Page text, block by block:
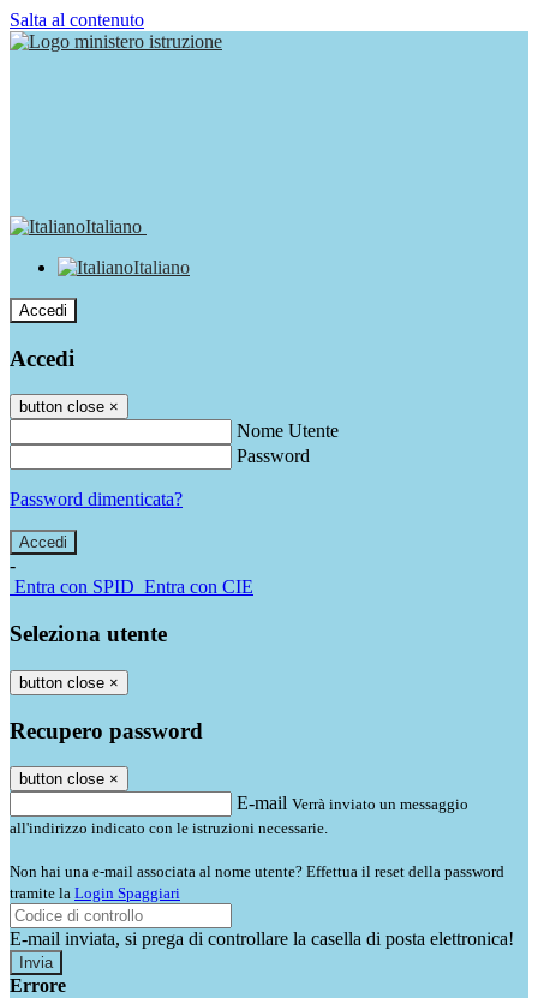
Salta al contenuto
Italiano
Italiano
Accedi
Accedi
button close ×
Nome Utente
Password
Password dimenticata?
-
Entra con SPID Entra con CIE
Seleziona utente
button close ×
Recupero password
button close ×
E-mail Verrà inviato un messaggio
all'indirizzo indicato con le istruzioni necessarie.
Non hai una e-mail associata al nome utente? Effettua il reset della password
tramite la Login Spaggiari
E-mail inviata, si prega di controllare la casella di posta elettronica!
Errore